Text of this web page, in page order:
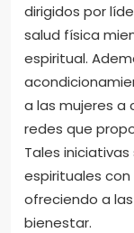
dirigidos por
salud física
espiritual.
a las mujeres a
redes que
Tales
espirituales
ofreciendo a
bienestar.